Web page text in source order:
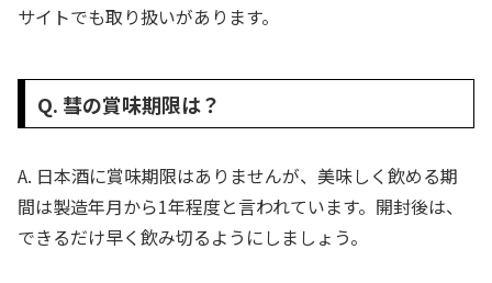
サイトでも取り扱いがあります。
Q. 彗の賞味期限は？
A. 日本酒に賞味期限はありませんが、美味しく飲める期
間は製造年月から1年程度と言われています。開封後は、
できるだけ早く飲み切るようにしましょう。